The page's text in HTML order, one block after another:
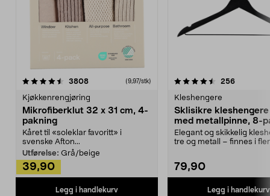
3808anmeldelser(9,97/stk)
Kjøkkenrengjøring
Mikrofiberklut 32 x 31 cm, 4-
pakning
Kåret til «soleklar favoritt» i
svenske Afton...
Utførelse: Grå/beige
39,90
Legg i handlekurv
4.5av 5 stjerner 256
Kleshengere
Sklisikre
med metallpinne, 8-
Elegant og skikkelig
tre og metall – finnes i
79,90
Legg i handlekurv
4.5av 5 stjerner